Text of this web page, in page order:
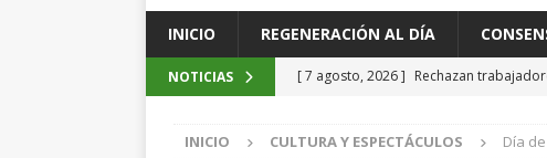
INICIO REGENERACIÓN AL DÍA
NOTICIAS [ 7 agosto, 2026 ] Rechazan
institucional
COLUMNISTAS
INICIO CULTURA Y ESPECTÁCULOS Día